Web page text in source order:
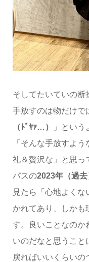
そしてたいていの断
手放すのは物だけで
（ﾄﾞﾔｧ…）
」という
「そんな手放すよ
礼＆贅沢な」と思っ
パスの2023年（過
見たら「心地よく
かれてあり、しかも
す。良いことなのか
いのだなと思うこと
戻ればいいくらいの